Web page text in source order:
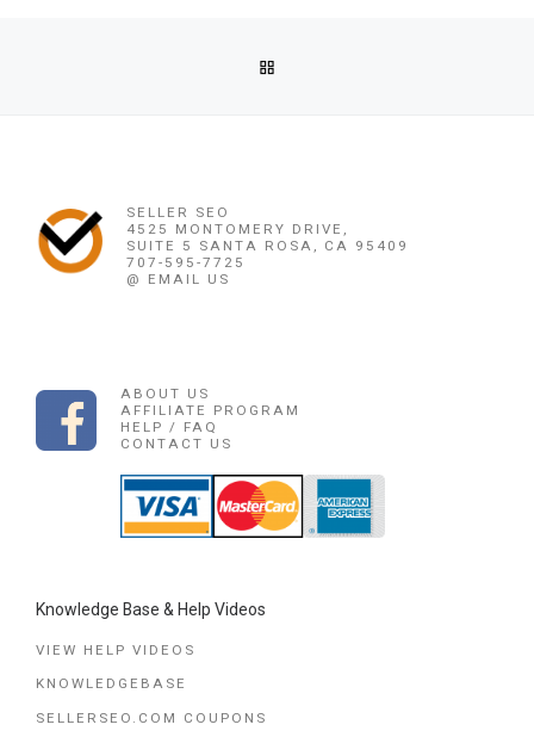
SELLER SEO
4525 MONTOMERY DRIVE,
SUITE 5 SANTA ROSA, CA 95409
707-595-7725
@ EMAIL US
ABOUT US
AFFILIATE PROGRAM
HELP / FAQ
CONTACT US
Knowledge Base & Help Videos
VIEW HELP VIDEOS
KNOWLEDGEBASE
SELLERSEO.COM COUPONS